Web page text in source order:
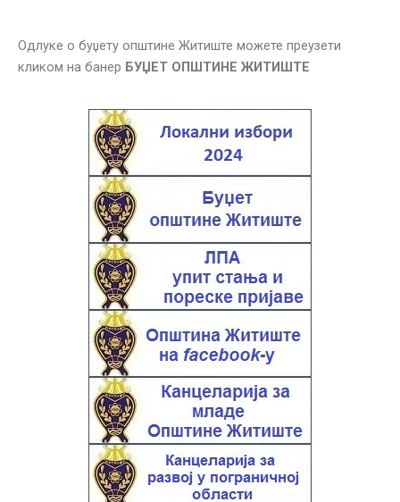
Одлуке о буџету општине Житиште можете преузети
кликом на банер БУЏЕТ ОПШТИНЕ ЖИТИШТЕ